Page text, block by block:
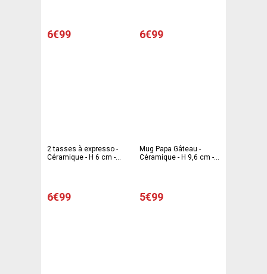
6€99 6€99
2 tasses à expresso -
Céramique - H 6 cm -
6€99
Mug Papa Gâteau -
Céramique - H 9,6 cm -
5€99